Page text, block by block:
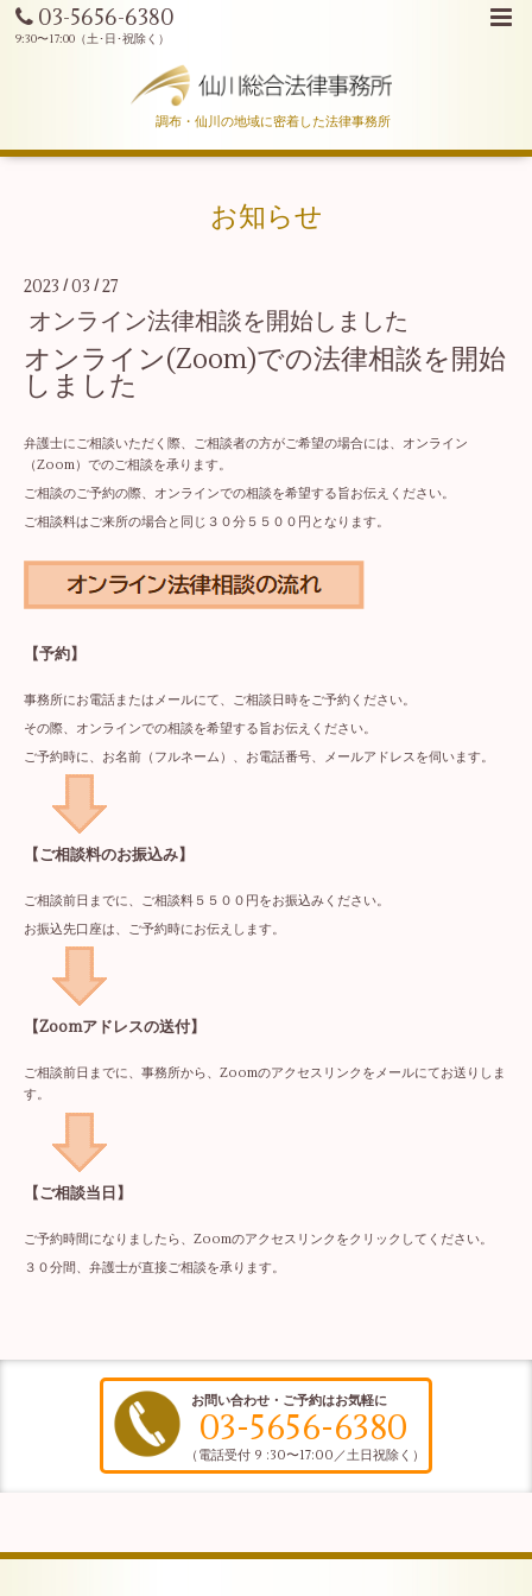
03-5656-6380
調布・仙川の地域に密着した法律事務所
お知らせ
2023 / 03 / 27
オンライン法律相談を開始しました
オンライン(Zoom)での法律相談を開始
しました
弁護士にご相談いただく際、ご相談者の方がご希望の場合には、オンライン
（Zoom）でのご相談を承ります。
ご相談のご予約の際、オンラインでの相談を希望する旨お伝えください。
ご相談料はご来所の場合と同じ３０分５５００円となります。
【予約】
事務所にお電話またはメールにて、ご相談日時をご予約ください。
その際、オンラインでの相談を希望する旨お伝えください。
ご予約時に、お名前（フルネーム）、お電話番号、メールアドレスを伺います。
【ご相談料のお振込み】
ご相談前日までに、ご相談料５５００円をお振込みください。
お振込先口座は、ご予約時にお伝えします。
【Zoomアドレスの送付】
ご相談前日までに、事務所から、Zoomのアクセスリンクをメールにてお送りしま
す。
【ご相談当日】
ご予約時間になりましたら、Zoomのアクセスリンクをクリックしてください。
３０分間、弁護士が直接ご相談を承ります。
お問い合わせ・ご予約はお気軽に
03-5656-6380
（電話受付 9 :30〜17:00／土日祝除く）